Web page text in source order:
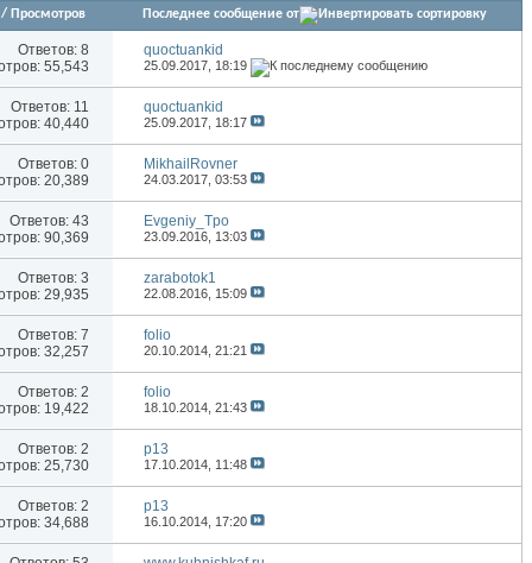
/ Просмотров Последнее сообщение от
Ответов: 8
55,543
quoctuankid
25.09.2017, 18:19
Ответов: 11
40,440
quoctuankid
25.09.2017, 18:17
Ответов: 0
20,389
MikhailRovner
24.03.2017,03:53
Ответов: 43
90,369
Evgeniy_Tpo
23.09.2016, 13:03
Ответов: 3
29,935
zarabotok1
22.08.2016, 15:09
Ответов: 7
32,257
folio
20.10.2014,21:21
Ответов: 2
19,422
folio
18.10.2014,21:43
Ответов: 2
25,730
p13
17.10.2014, 11:48
Ответов: 2
34,688
p13
16.10.2014, 17:20